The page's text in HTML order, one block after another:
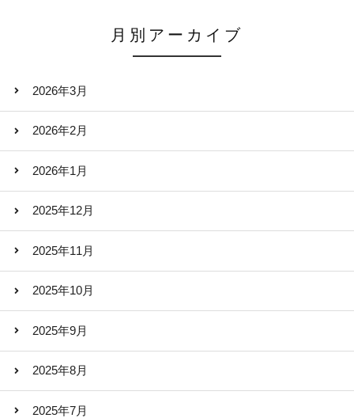
月別アーカイブ
2026年3月
2026年2月
2026年1月
2025年12月
2025年11月
2025年10月
2025年9月
2025年8月
2025年7月